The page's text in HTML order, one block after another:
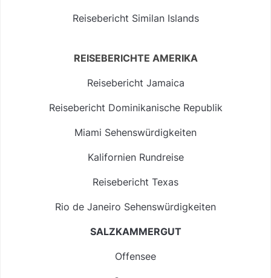
Reisebericht Similan Islands
REISEBERICHTE AMERIKA
Reisebericht Jamaica
Reisebericht Dominikanische Republik
Miami Sehenswürdigkeiten
Kalifornien Rundreise
Reisebericht Texas
Rio de Janeiro Sehenswürdigkeiten
SALZKAMMERGUT
Offensee